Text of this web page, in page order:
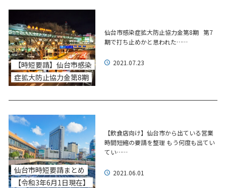
【時短要請】仙台市感染
症拡大防止協力金第8期
仙台市感染症拡大防止協力金第8期 第7
期で打ち止めかと思われた……
2021.07.23
仙台市時短要請まとめ
【令和3年6月1日現在】
【飲食店向け】仙台市から出ている営業
時間短縮の要請を整理 もう何度も出てい
てい……
2021.06.01